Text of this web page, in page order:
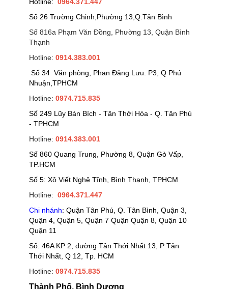
Hotline: 0964.371.447
Số 26 Trường Chinh,Phường 13,Q.Tân Bình
Số 816a Phạm Văn Đồng, Phường 13, Quận Bình
Thạnh
Hotline: 0914.383.001
Số 34 Văn phòng, Phan Đăng Lưu. P3, Q Phú
Nhuận,TPHCM
Hotline: 0974.715.835
Số 249 Lũy Bán Bích - Tân Thới Hòa - Q. Tân Phú
- TPHCM
Hotline: 0914.383.001
Số 860 Quang Trung, Phường 8, Quận Gò Vấp,
TP.HCM
Số 5: Xô Viết Nghệ Tĩnh, Bình Thạnh, TPHCM
Hotline: 0964.371.447
Chi nhánh: Quận Tân Phú, Q. Tân Bình, Quận 3,
Quận 4, Quận 5, Quận 7 Quận Quận 8, Quận 10
Quận 11
Số: 46A KP 2, đường Tân Thới Nhất 13, P Tân
Thới Nhất, Q 12, Tp. HCM
Hotline: 0974.715.835
Thành Phố. Bình Dương